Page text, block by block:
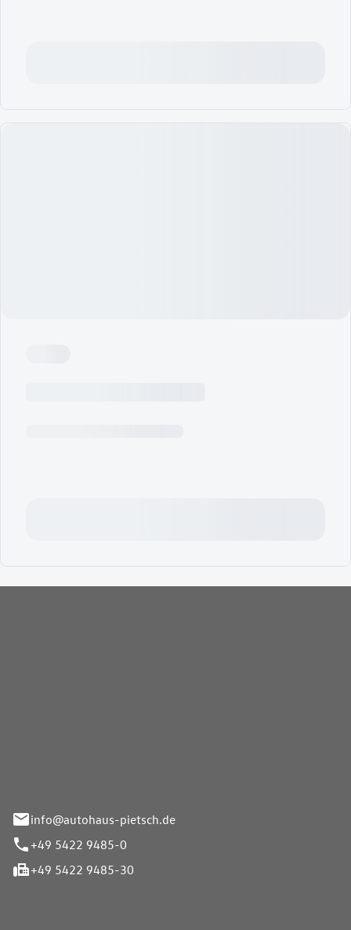
info@autohaus-pietsch.de
+49 5422 9485-0
+49 5422 9485-30